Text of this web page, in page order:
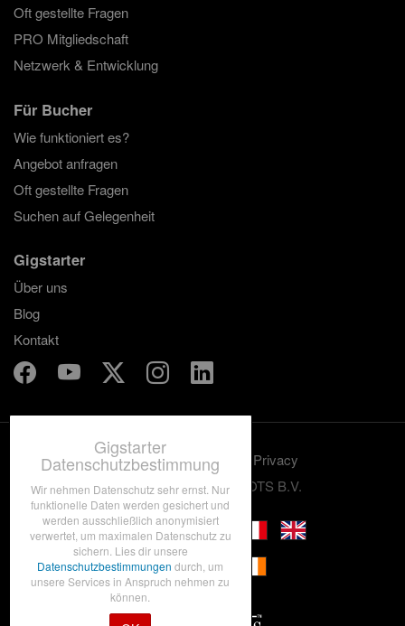
Oft gestellte Fragen
PRO Mitgliedschaft
Netzwerk & Entwicklung
Für Bucher
Wie funktioniert es?
Angebot anfragen
Oft gestellte Fragen
Suchen auf Gelegenheit
Gigstarter
Über uns
Blog
Kontakt
Benutzungskonditionen
Privacy
© 2012-2026 GRASSROOTS B.V.
Gigstarter
Datenschutzbestimmung
Wir nehmen Datenschutz sehr ernst. Nur
funktionelle Daten werden gesichert und
werden ausschließlich anonymisiert
verwertet, um maximalen Datenschutz zu
sichern. Lies dir unsere
Datenschutzbestimmungendurch, um
unsere Services in Anspruch nehmen zu
können.